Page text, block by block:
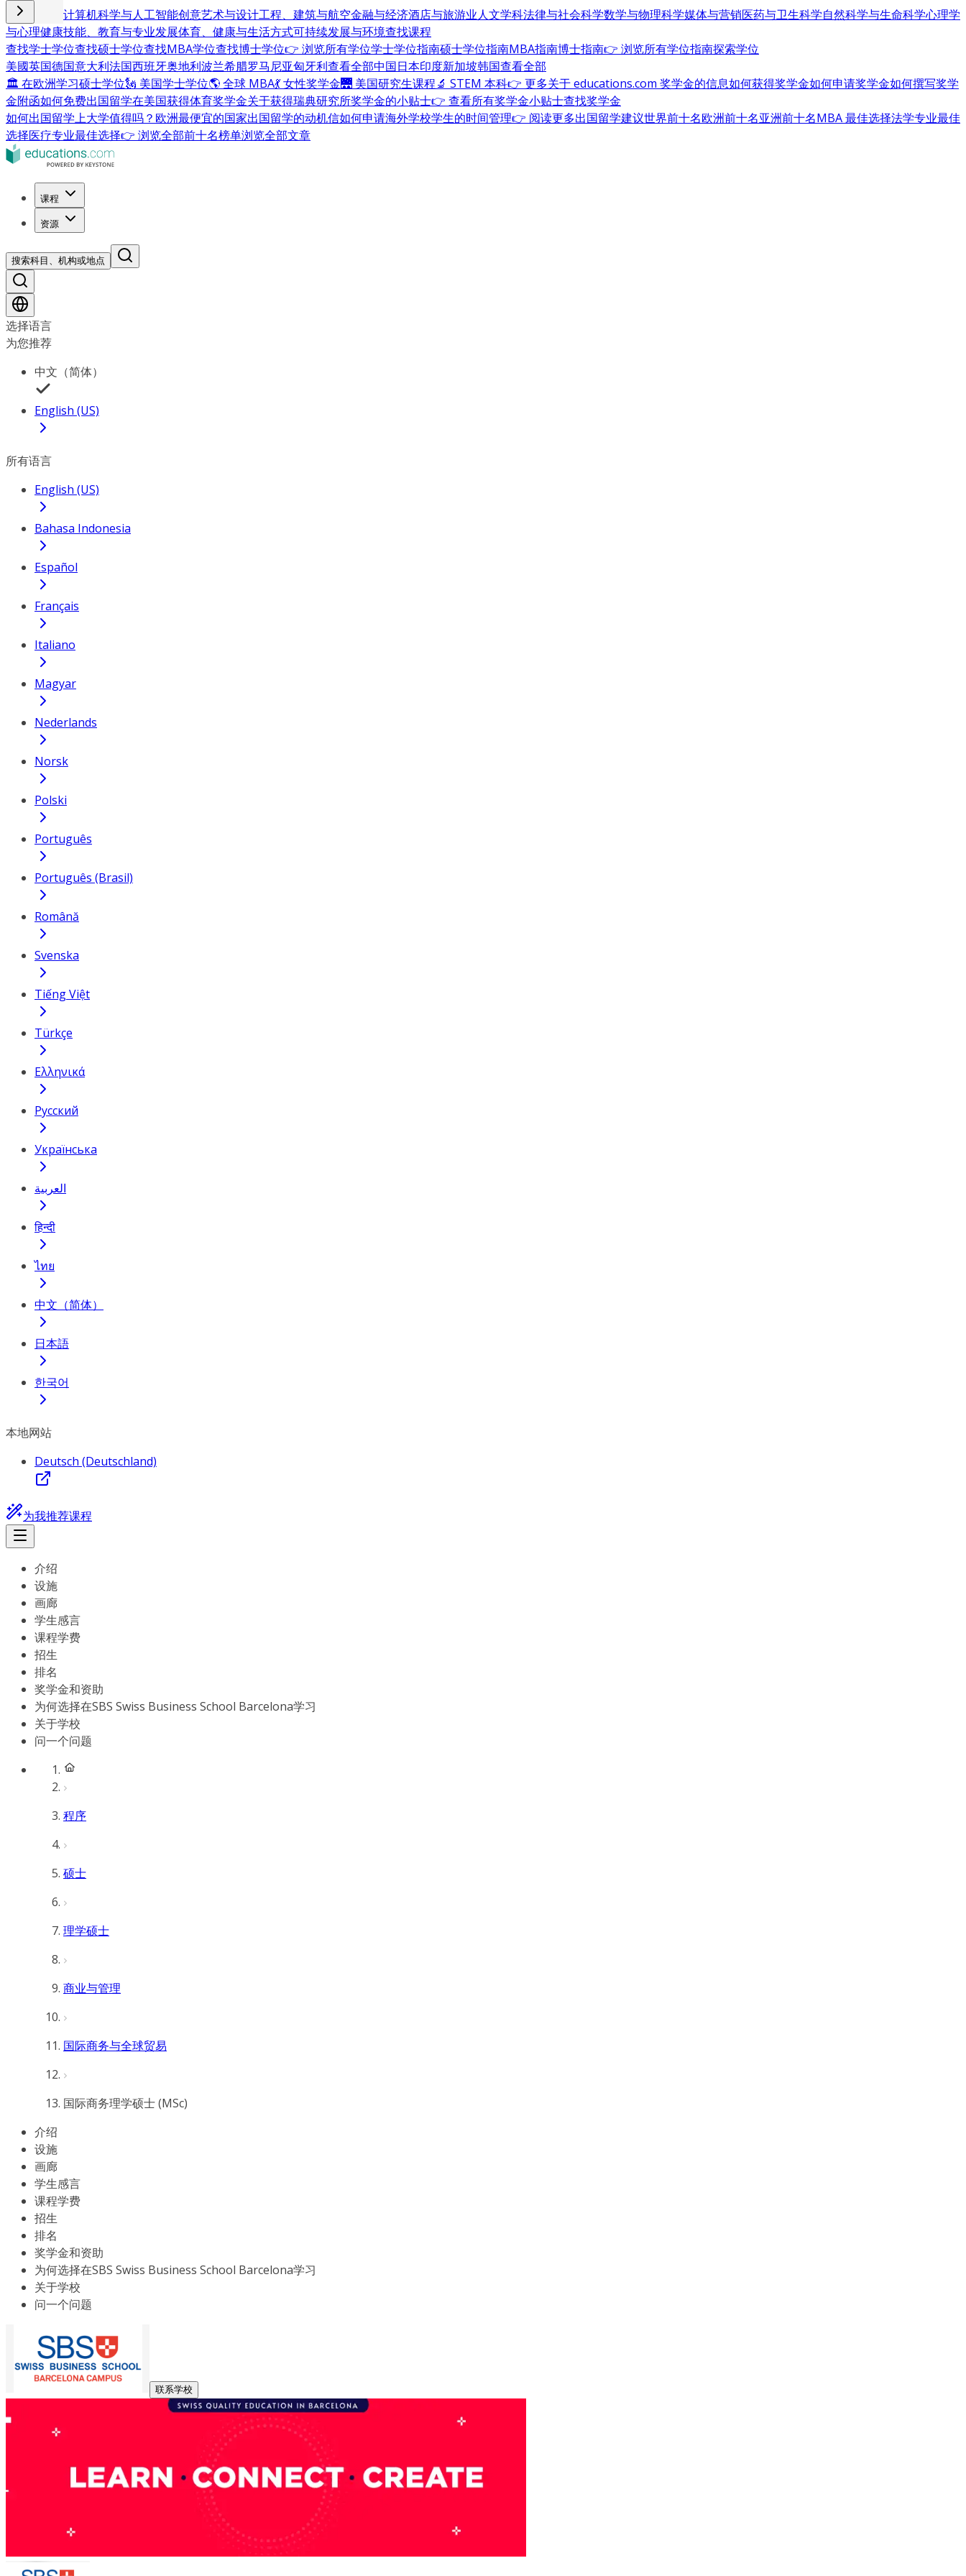
商业与管理 计算机科学与人工智能创意艺术与设计工程、建筑与航空金融与经济酒店与旅游业人文学科法律与社会科学数学与物理科学媒体与营销医药与卫生科学自然科学与生命科学心理学
与心理健康技能、教育与专业发展体育、健康与生活方式可持续发展与环境查找课程
查找学士学位查找硕士学位查找MBA学位查找博士学位👉 浏览所有学位学士学位指南硕士学位指南MBA指南博士指南👉 浏览所有学位指南探索学位
美國英国德国意大利法国西班牙奥地利波兰希腊罗马尼亚匈牙利查看全部中国日本印度新加坡韩国查看全部
🏛 在欧洲学习硕士学位🗽 美国学士学位🌎 全球 MBA💃 女性奖学金🌉 美国研究生课程🔬 STEM 本科👉 更多关于 educations.com 奖学金的信息如何获得奖学金如何申请奖学金如何撰写奖学
金附函如何免费出国留学在美国获得体育奖学金关于获得瑞典研究所奖学金的小贴士👉 查看所有奖学金小贴士查找奖学金
如何出国留学上大学值得吗？ 欧洲最便宜的国家出国留学的动机信如何申请海外学校学生的时间管理👉 阅读更多出国留学建议世界前十名欧洲前十名亚洲前十名MBA 最佳选择法学专业最佳
选择医疗专业最佳选择👉 浏览全部前十名榜单浏览全部文章
课程
资源
搜索科目、机构或地点
选择语言
为您推荐
中文（简体）
English (US)
所有语言
English (US)
Bahasa Indonesia
Español
Français
Italiano
Magyar
Nederlands
Norsk
Polski
Português
Português (Brasil)
Română
Svenska
Tiếng Việt
Türkçe
Ελληνικά
Русский
Українська
العربية
हिन्दी
ไทย
中文（简体）
日本語
한국어
本地网站
Deutsch (Deutschland)
为我推荐课程
介绍
设施
画廊
学生感言
课程学费
招生
排名
奖学金和资助
为何选择在SBS Swiss Business School Barcelona学习
关于学校
问一个问题
程序
硕士
理学硕士
商业与管理
国际商务与全球贸易
国际商务理学硕士 (MSc)
介绍
设施
画廊
学生感言
课程学费
招生
排名
奖学金和资助
为何选择在SBS Swiss Business School Barcelona学习
关于学校
问一个问题
联系学校